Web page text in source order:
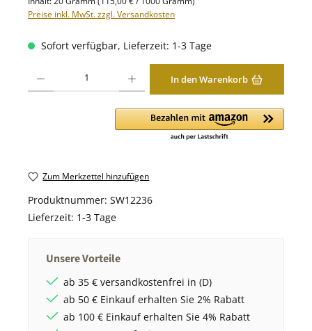
Preise inkl. MwSt. zzgl. Versandkosten
Sofort verfügbar, Lieferzeit: 1-3 Tage
In den Warenkorb
Zum Merkzettel hinzufügen
Produktnummer: SW12236
Lieferzeit: 1-3 Tage
Unsere Vorteile
ab 35 € versandkostenfrei in (D)
ab 50 € Einkauf erhalten Sie 2% Rabatt
ab 100 € Einkauf erhalten Sie 4% Rabatt